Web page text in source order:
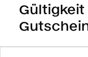
Gültigkeit